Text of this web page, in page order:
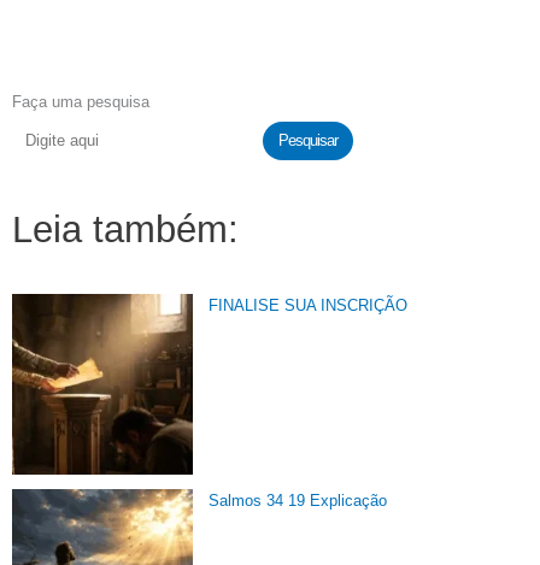
Faça uma pesquisa
Pesquisar
Leia também:
FINALISE SUA INSCRIÇÃO
Salmos 34 19 Explicação